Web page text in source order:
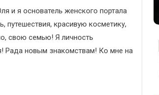
и я основатель женского портала
красивую косметику,
свою семью! Я личность
Рада новым знакомствам! Ко мне на